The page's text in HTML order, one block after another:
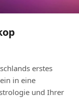
erstes
in eine
und Ihrer